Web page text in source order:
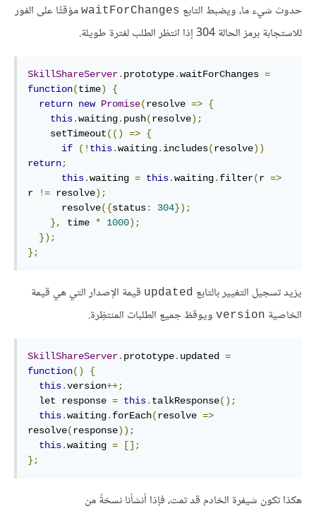
حدوث شيء ما، ويضبط التابع waitForChanges مؤقتًا على الفور
للاستجابة برمز الحالة 304 إذا انتظر الطلب لفترة طويلة.
SkillShareServer. prototype.waitForChanges =
function(time)
{
return new Promise(resolve => {
this.waiting. push(resolve);
    setTimeout
(() => {
if
(! this.waiting. includes(resolve))
return;
this.waiting = this.waiting. filter(r =>
r
!= resolve);
      resolve
({status: 304});
},
time * 1000);
});
};
يزيد تسجيل التغيير بالتابع updated قيمة الإصدار التي هي قيمة
الخاصية version ويوقظ جميع الطلبات المنتظِرة.
SkillShareServer. prototype. updated =
function()
{
this.version++;
  let response
= this. talkResponse();
this.waiting. forEach(resolve =>
resolve(response));
this.waiting =
[];
};
هكذا تكون شيفرة الخادم قد تمت، فإذا أنشأنا نسخةً من